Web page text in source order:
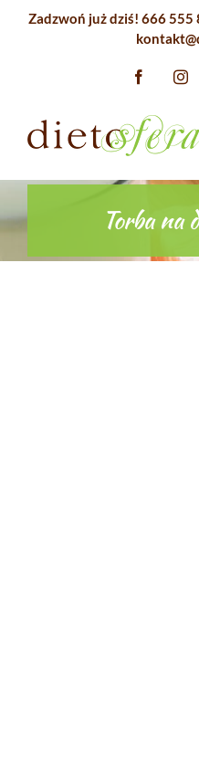
Zadzwoń już dziś! 666 555
Facebook
Torba na